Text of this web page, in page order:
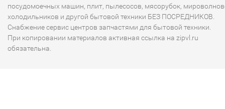
посудомоечных машин, плит, пылесосов, мясорубок,
холодильников и другой бытовой техники БЕЗ ПОСРЕДНИКОВ.
Снабжение сервис центров запчастями для бытовой техники.
При копировании материалов активная ссылка на zipvl.ru
обязательна.